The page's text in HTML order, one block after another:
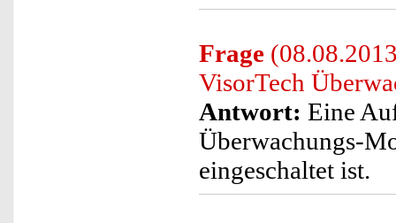
Frage
VisorTech
Antwort: Eine
Überwachungs-
eingeschaltet ist.